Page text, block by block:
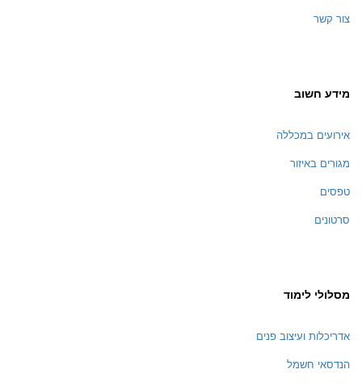
צור קשר
מידע חשוב
אירועים במכללה
מגורים באיזור
טפסים
סרטונים
מסלולי לימוד
אדריכלות ועיצוב פנים
הנדסאי חשמל